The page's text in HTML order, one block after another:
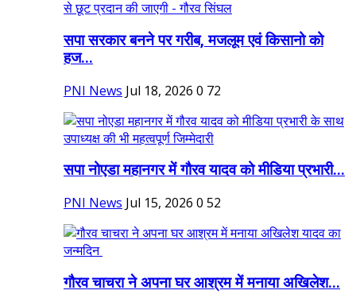
सपा सरकार बनने पर गरीब, मजलूम एवं किसानो को
हज...
PNI News Jul 18, 2026 0 72
सपा नोएडा महानगर में गौरव यादव को मीडिया प्रभारी...
PNI News Jul 15, 2026 0 52
गौरव चाचरा ने अपना घर आश्रम में मनाया अखिलेश...